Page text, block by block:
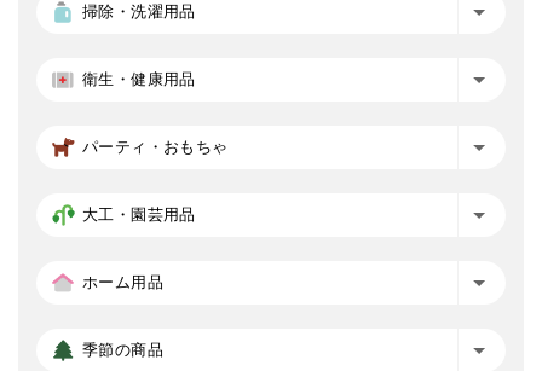
掃除・洗濯用品
衛生・健康用品
パーティ・おもちゃ
大工・園芸用品
ホーム用品
季節の商品